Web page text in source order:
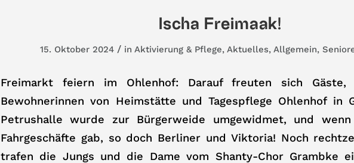
Ischa Freimaak!
15. Oktober 2024 / in Aktivierung & Pflege, Aktuelles, Allgemein,
Freimarkt feiern im Ohlenhof: Darauf freuten sich Gäste,
Bewohnerinnen von Heimstätte und Tagespflege Ohlenhof in
Petrushalle wurde zur Bürgerweide umgewidmet, und
Fahrgeschäfte gab, so doch Berliner und Viktoria! Noch
trafen die Jungs und die Dame vom Shanty-Chor Grambke